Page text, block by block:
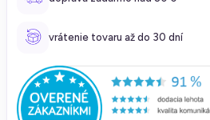
vrátenie tovaru až do 30 dní